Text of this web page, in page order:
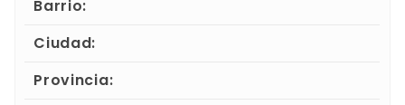
Barrio:
Ciudad:
Provincia: